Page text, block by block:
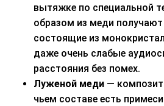
вытяжке по специальной
образом из меди получают
состоящие из
даже очень слабые
расстояния без помех.
Луженой меди —
чьем составе есть